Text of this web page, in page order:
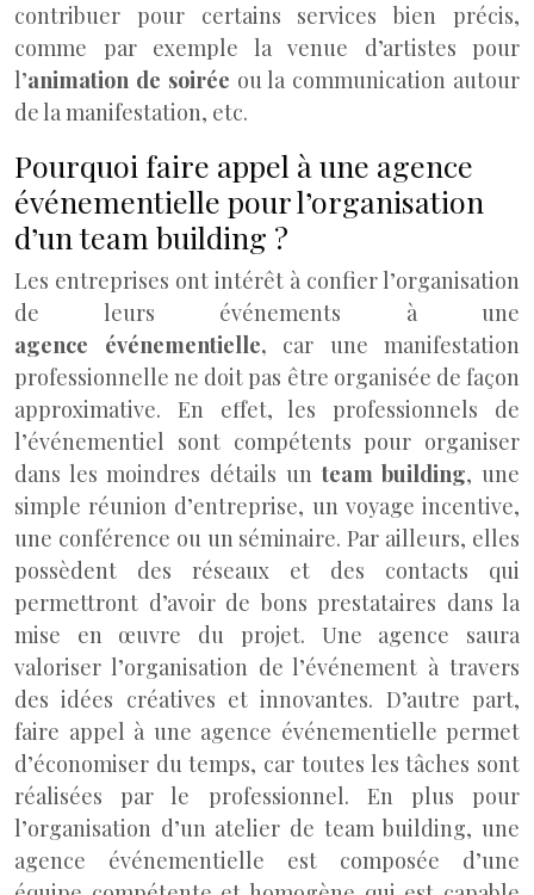
contribuer pour certains services bien précis,
comme par exemple la venue d’artistes pour
l’animation de soirée ou la communication autour
de la manifestation, etc.
Pourquoi faire appel à une agence
événementielle pour l’organisation
d’un team building ?
Les entreprises ont intérêt à confier l’organisation
de leurs événements à une
agence événementielle, car une manifestation
professionnelle ne doit pas être organisée de façon
approximative. En effet, les professionnels de
l’événementiel sont compétents pour organiser
dans les moindres détails unteam building, une
simple réunion d’entreprise, un voyage incentive,
une conférence ou un séminaire. Par ailleurs, elles
possèdent des réseaux et des contacts qui
permettront d’avoir de bons prestataires dans la
mise en œuvre du projet. Une agence saura
valoriser l’organisation de l’événement à travers
des idées créatives et innovantes. D’autre part,
faire appel à une agence événementielle permet
d’économiser du temps, car toutes les tâches sont
réalisées par le professionnel. En plus pour
l’organisation d’un atelier de team building, une
agence événementielle est composée d’une